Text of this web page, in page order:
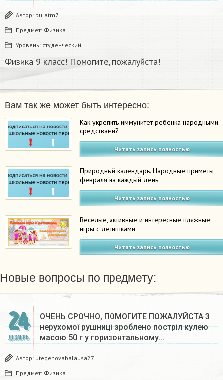
Автор: bulatm7
Предмет: Физика
Уровень: студенческий
Физика 9 класс! Помогите, пожалуйста!​
Вам так же может быть интересно:
Как укрепить иммунитет ребенка народными
средствами?
Читать запись полностью
Природный календарь. Народные приметы
февраля на каждый день.
Читать запись полностью
Веселые, активные и интересные пляжные
игры с детишками
Читать запись полностью
Новые вопросы по предмету:
24
ДЕКАБРЬ
ОЧЕНЬ СРОЧНО, ПОМОГИТЕ ПОЖАЛУЙСТА 3
нерухомої рушниці зроблено постріл кулею
масою 50 г у горизонтальному…
Автор: utegenovabalausa27
Предмет: Физика